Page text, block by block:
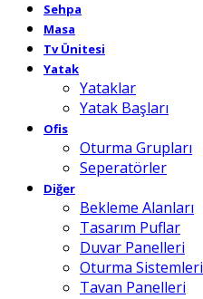
Sehpa
Masa
Tv Ünitesi
Yatak
Yataklar
Yatak Başları
Ofis
Oturma Grupları
Seperatörler
Diğer
Bekleme Alanları
Tasarım Puflar
Duvar Panelleri
Oturma Sistemleri
Tavan Panelleri